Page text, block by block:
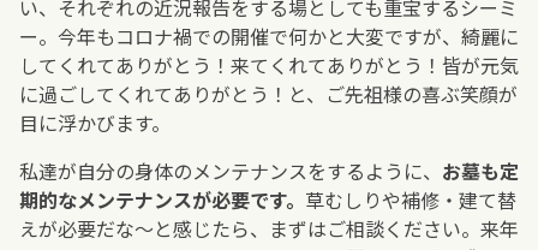
い、それぞれの近況報告をする場としても重宝するシーミ
ー。今年もコロナ禍での開催で何かと大変ですが、綺麗に
してくれてありがとう！来てくれてありがとう！皆が元気
に過ごしてくれてありがとう！と、ご先祖様の喜ぶ笑顔が
目に浮かびます。
私達が自分の身体のメンテナンスをするように、 お墓も定
期的なメンテナンスが必要です。 草むしりや補修・建て替
えが必要だな～と感じたら、まずはご相談ください。来年